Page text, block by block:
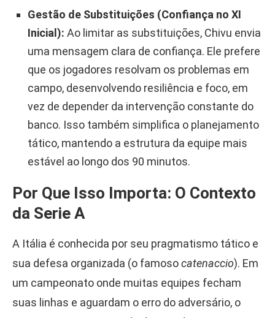
Gestão de Substituições (Confiança no XI
Inicial): Ao limitar as substituições, Chivu envia
uma mensagem clara de confiança. Ele prefere
que os jogadores resolvam os problemas em
campo, desenvolvendo resiliência e foco, em
vez de depender da intervenção constante do
banco. Isso também simplifica o planejamento
tático, mantendo a estrutura da equipe mais
estável ao longo dos 90 minutos.
Por Que Isso Importa: O Contexto
da Serie A
A Itália é conhecida por seu pragmatismo tático e
sua defesa organizada (o famosocatenaccio). Em
um campeonato onde muitas equipes fecham
suas linhas e aguardam o erro do adversário, o